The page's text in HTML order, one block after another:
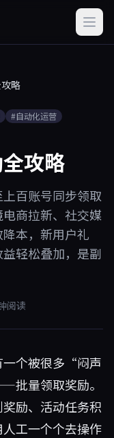
略
#自动化运营
攻略
百账号同步领取
商拉新、社交媒
本，新用户礼
轻松叠加，是副
阅读
一个被很多“闷声
批量领取奖励。
励、活动任务积
工一个个去操作